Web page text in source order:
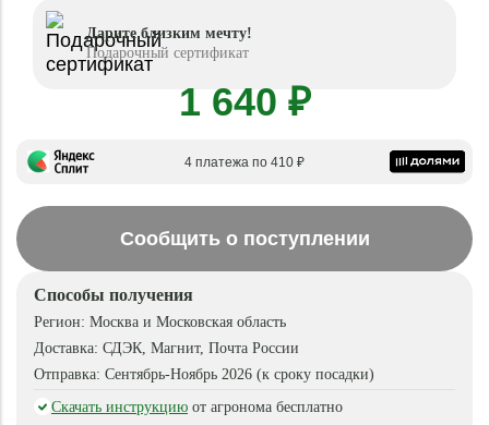
Дарите близким мечту!
Подарочный сертификат
1 640 ₽
4 платежа по 410 ₽
Сообщить о поступлении
Способы получения
Регион: Москва и Московская область
Доставка: СДЭК, Магнит, Почта России
Отправка: Сентябрь-Ноябрь 2026 (к сроку посадки)
Скачать инструкцию от агронома бесплатно